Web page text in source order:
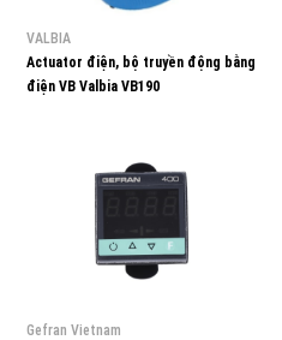
VALBIA
Actuator điện, bộ truyền động bằng
điện VB Valbia VB190
Gefran Vietnam